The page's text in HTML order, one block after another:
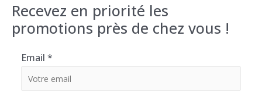
Recevez en priorité les
promotions près de chez vous !
Email *